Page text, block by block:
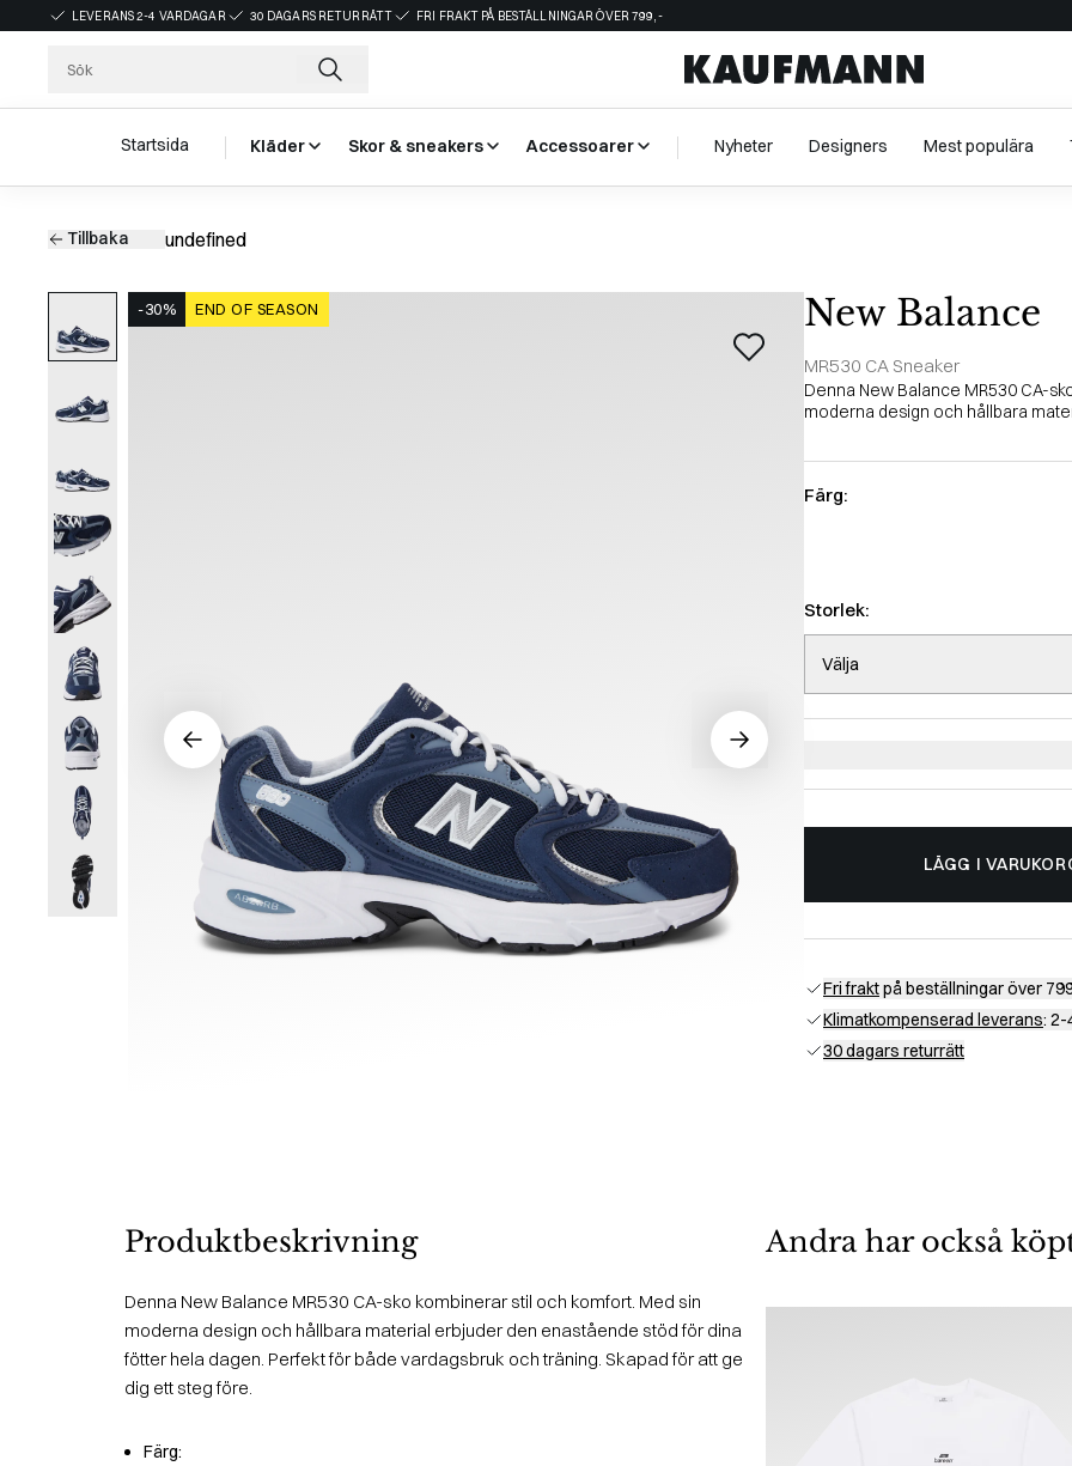
LEVERANS 2-4 VARDAGAR 30 DAGARS RETURRÄTT FRI FRAKT PÅ BESTÄLLNINGAR ÖVER 799,-
Startsida Kläder Skor & sneakers Accessoarer Nyheter Designers Mest populära
Tillbaka undefined
-30% END OF SEASON New Balance
MR530 CA Sneaker
Denna New Balance MR530 CA-
moderna design och hållbara
Färg:
Storlek:
Välja
LÄGG I
Fri fraktpå beställningar över
Klimatkompenserad leverans: 2-
30 dagars returrätt
Produktbeskrivning
Denna New Balance MR530 CA-sko kombinerar stil och komfort. Med sin
moderna design och hållbara material erbjuder den enastående stöd för dina
fötter hela dagen. Perfekt för både vardagsbruk och träning. Skapad för att ge
dig ett steg före.
Färg:
Andra har också